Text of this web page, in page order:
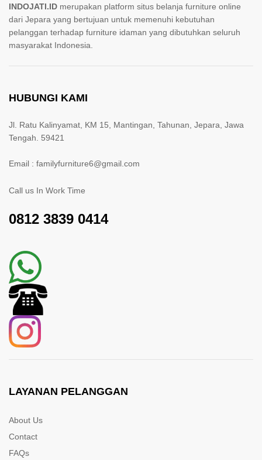
INDOJATI.ID merupakan platform situs belanja furniture online
dari Jepara yang bertujuan untuk memenuhi kebutuhan
pelanggan terhadap furniture idaman yang dibutuhkan seluruh
masyarakat Indonesia.
HUBUNGI KAMI
Jl. Ratu Kalinyamat, KM 15, Mantingan, Tahunan, Jepara, Jawa
Tengah. 59421
Email : familyfurniture6@gmail.com
Call us In Work Time
0812 3839 0414
LAYANAN PELANGGAN
About Us
Contact
FAQs